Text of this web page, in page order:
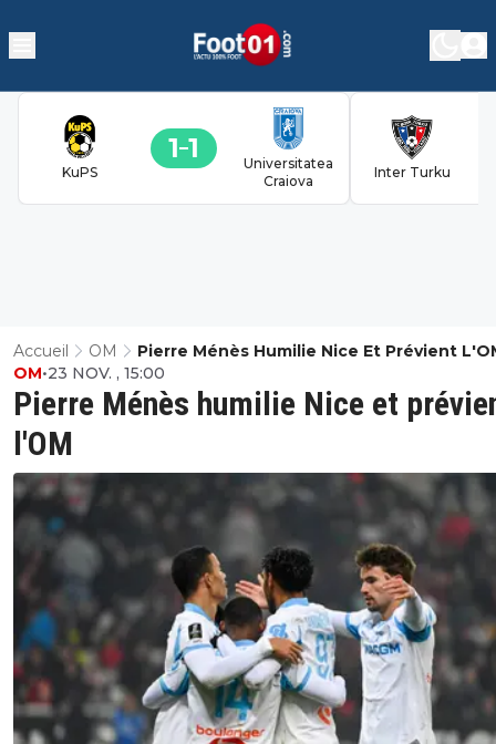
KuPS
1 1
Universitatea
Craiova
Inter Turku
Accueil OM Pierre Ménès Humilie Nice Et Prévient
Pierre Ménès humilie Nice et
l'OM
OM•23 NOV. , 15:00